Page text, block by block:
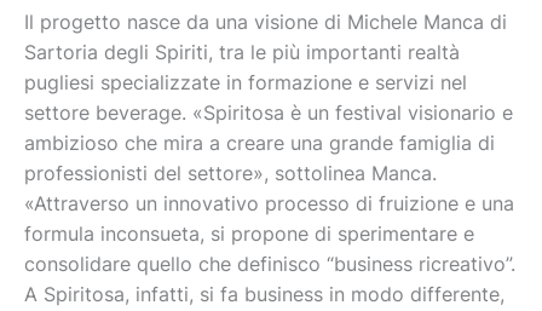
Il progetto nasce da una visione di Michele Manca di
Sartoria degli Spiriti, tra le più importanti realtà
pugliesi specializzate in formazione e servizi nel
settore beverage. «Spiritosa è un festival visionario e
ambizioso che mira a creare una grande famiglia di
professionisti del settore», sottolinea Manca.
«Attraverso un innovativo processo di fruizione e una
formula inconsueta, si propone di sperimentare e
consolidare quello che definisco “business ricreativo”.
A Spiritosa, infatti, si fa business in modo differente,